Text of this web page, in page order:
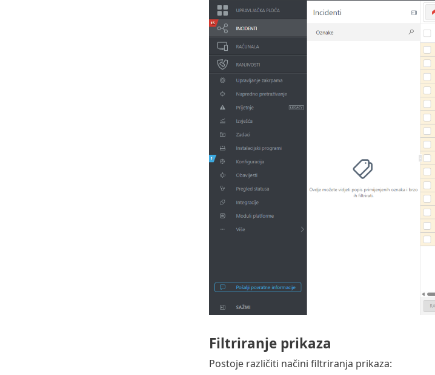
Filtriranje prikaza
Postoje različiti načini filtriranja prikaza: